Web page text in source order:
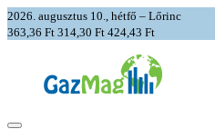
2026. augusztus 10., hétfő – Lőrinc
363,36 Ft 314,30 Ft 424,43 Ft